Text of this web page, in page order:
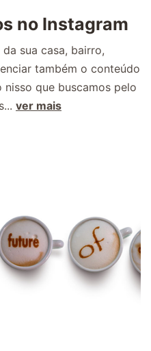
no Instagram
sua casa, bairro,
também o conteúdo
nisso que buscamos pelo
ver mais